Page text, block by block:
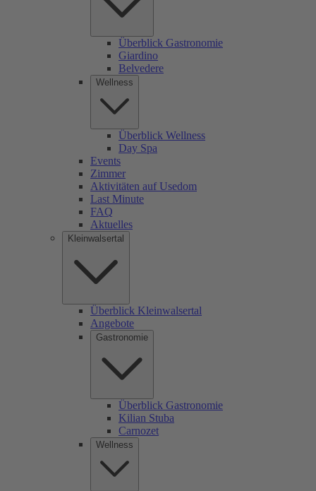
Überblick Gastronomie
Giardino
Belvedere
Wellness
Überblick Wellness
Day Spa
Events
Zimmer
Aktivitäten auf Usedom
Last Minute
FAQ
Aktuelles
Kleinwalsertal
Überblick Kleinwalsertal
Angebote
Gastronomie
Überblick Gastronomie
Kilian Stuba
Carnozet
Wellness